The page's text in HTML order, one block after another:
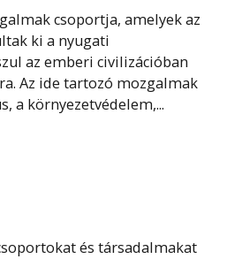
csoportja, amelyek az
ki a nyugati
az emberi civilizációban
Az ide tartozó mozgalmak
a környezetvédelem,...
és társadalmakat